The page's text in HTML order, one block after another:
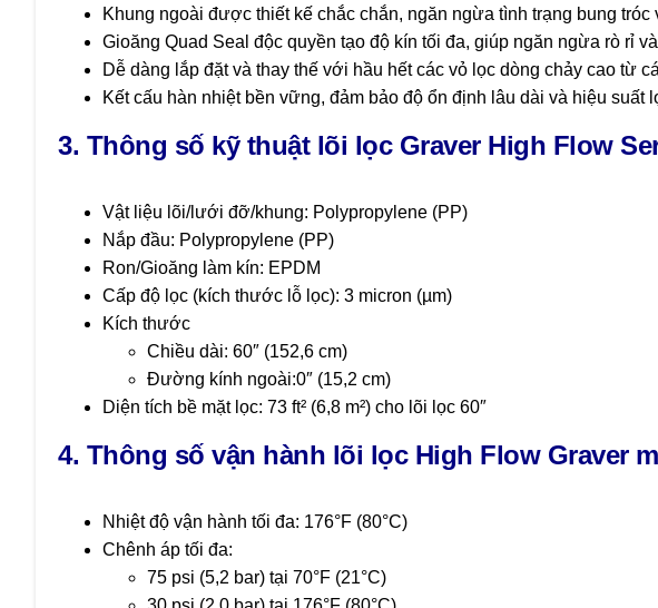
Khung ngoài được thiết kế chắc chắn, ngăn ngừa tình trạng bung
Gioăng Quad Seal độc quyền tạo độ kín tối đa, giúp ngăn ngừa rò rỉ
Dễ dàng lắp đặt và thay thế với hầu hết các vỏ lọc dòng chảy cao từ
Kết cấu hàn nhiệt bền vững, đảm bảo độ ổn định lâu dài và hiệu suất
3. Thông số kỹ thuật lõi lọc Graver High Flow
Vật liệu lõi/lưới đỡ/khung: Polypropylene (PP)
Nắp đầu: Polypropylene (PP)
Ron/Gioăng làm kín: EPDM
Cấp độ lọc (kích thước lỗ lọc): 3 micron (µm)
Kích thước
Chiều dài: 60″ (152,6 cm)
Đường kính ngoài:0″ (15,2 cm)
Diện tích bề mặt lọc: 73 ft² (6,8 m²) cho lõi lọc 60″
4. Thông số vận hành lõi lọc High Flow Graver
Nhiệt độ vận hành tối đa: 176°F (80°C)
Chênh áp tối đa:
75 psi (5,2 bar) tại 70°F (21°C)